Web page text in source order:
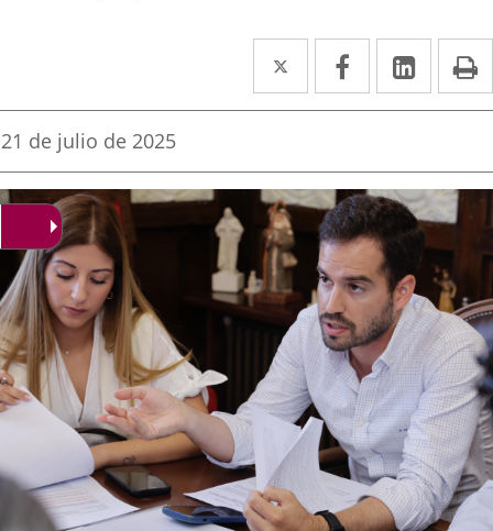
Twitter
Enlace
a
aplicación
externa.
Facebook
Enlace
a
aplicación
externa.
Enlace
a
Fecha
la
noticia
21 de julio de 2025